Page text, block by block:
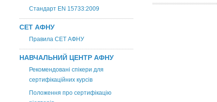
Стандарт EN 15733:2009
СЕТ АФНУ
Правила СЕТ АФНУ
НАВЧАЛЬНИЙ ЦЕНТР АФНУ
Рекомендовані спікери для
сертифікаційних курсів
Положення про сертифікацію